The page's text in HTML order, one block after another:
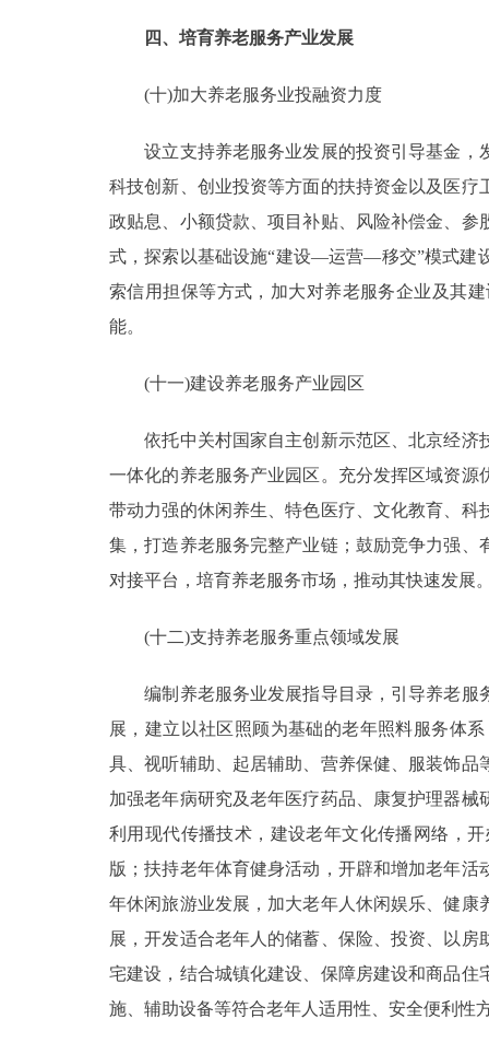
四、培育养老服务产业发展
(十)加大养老服务业投融资力度
设立支持养老服务业发展的投资引导基金，
科技创新、创业投资等方面的扶持资金以及医
政贴息、小额贷款、项目补贴、风险补偿金、
式，探索以基础设施“建设—运营—移交”模式建
索信用担保等方式，加大对养老服务企业及其
能。
(十一)建设养老服务产业园区
依托中关村国家自主创新示范区、北京经济
一体化的养老服务产业园区。充分发挥区域资
带动力强的休闲养生、特色医疗、文化教育、
集，打造养老服务完整产业链；鼓励竞争力强
对接平台，培育养老服务市场，推动其快速发展
(十二)支持养老服务重点领域发展
编制养老服务业发展指导目录，引导养老服
展，建立以社区照顾为基础的老年照料服务体
具、视听辅助、起居辅助、营养保健、服装饰
加强老年病研究及老年医疗药品、康复护理器
利用现代传播技术，建设老年文化传播网络，
版；扶持老年体育健身活动，开辟和增加老年
年休闲旅游业发展，加大老年人休闲娱乐、健
展，开发适合老年人的储蓄、保险、投资、以
宅建设，结合城镇化建设、保障房建设和商品
施、辅助设备等符合老年人适用性、安全便利性